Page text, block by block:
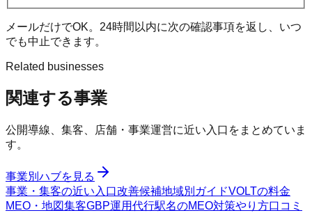
メールだけでOK。24時間以内に次の確認事項を返し、いつ
でも中止できます。
Related businesses
関連する事業
公開導線、集客、店舗・事業運営に近い入口をまとめていま
す。
事業別ハブを見る
事業・集客の近い入口改善候補地域別ガイドVOLTの料金
MEO・地図集客GBP運用代行駅名のMEO対策やり方口コミ